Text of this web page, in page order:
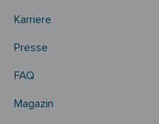
Karriere
Presse
FAQ
Magazin